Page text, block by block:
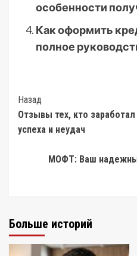
особенности
Как оформить
полное
Post
Navigation
Назад
Отзывы тех, кто
успеха и неудач
МОФТ: Ваш
Больше историй